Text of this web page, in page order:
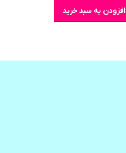
افزودن به سبد خرید